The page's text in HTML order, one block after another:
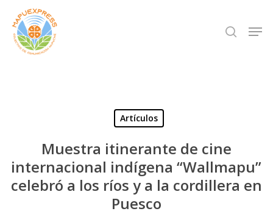
Skip
main
search
Artículos
Muestra itinerante de cine
internacional indígena “Wallmapu”
celebró a los ríos y a la cordillera en
Puesco
Close